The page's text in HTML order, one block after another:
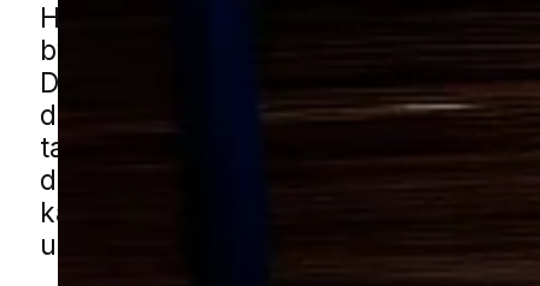
Hvepse kan hurtigt blive en gene, når
bygger bo tæt på hjem, terrasser og
De søger ofte mod rolige steder med
derfor opdages de tit i småbygninger,
tagkanter eller i områder omkring
der er fred og skjul. Når aktiviteten
kan det gøre helt almindelige
utrygge for både børn og voksne.